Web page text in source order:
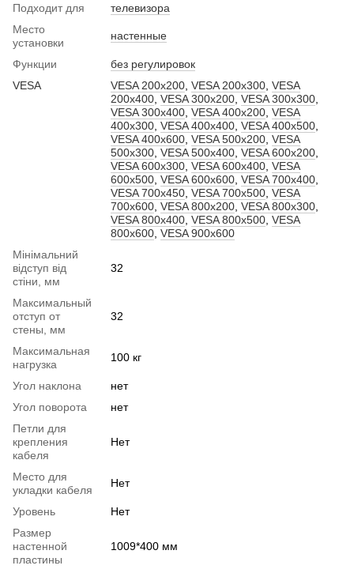
Подходит для
телевизора
Место
установки
настенные
Функции
без регулировок
VESA
VESA 200x200 VESA 200x300 VESA
200x400 VESA 300x200 VESA 300x300
VESA 300x400 VESA 400x200 VESA
400x300 VESA 400x400 VESA 400x500
VESA 400x600 VESA 500x200 VESA
500x300 VESA 500x400 VESA 600x200
VESA 600x300 VESA 600x400 VESA
600x500 VESA 600x600 VESA 700x400
VESA 700x450 VESA 700x500 VESA
700x600 VESA 800x200 VESA 800x300
VESA 800x400 VESA 800x500 VESA
800x600 VESA 900x600
Мінімальний
відступ від
стіни, мм
32
Максимальный
отступ от
стены, мм
32
Максимальная
нагрузка
100 кг
Угол наклона
нет
Угол поворота
нет
Петли для
крепления
кабеля
Нет
Место для
укладки кабеля
Нет
Уровень
Нет
Размер
настенной
пластины
1009*400 мм